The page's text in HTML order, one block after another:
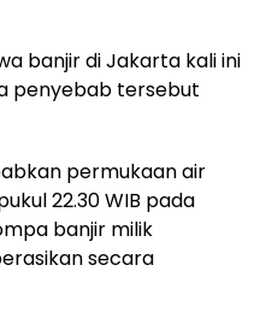
banjir di Jakarta kali ini
penyebab tersebut
permukaan air
22.30 WIB pada
banjir milik
secara